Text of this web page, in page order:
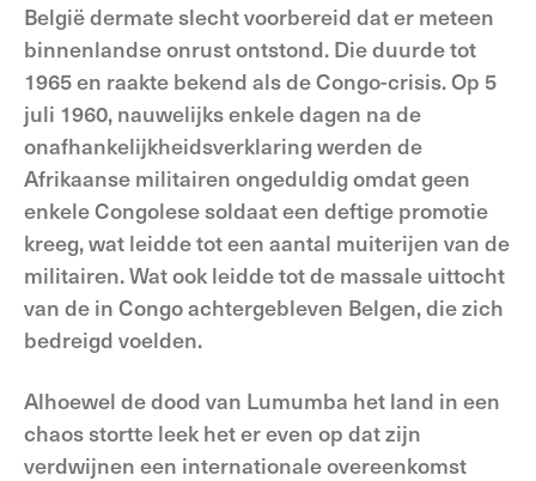
België dermate slecht voorbereid dat er meteen
binnenlandse onrust ontstond. Die duurde tot
1965 en raakte bekend als de Congo-crisis. Op 5
juli 1960, nauwelijks enkele dagen na de
onafhankelijkheidsverklaring werden de
Afrikaanse militairen ongeduldig omdat geen
enkele Congolese soldaat een deftige promotie
kreeg, wat leidde tot een aantal muiterijen van de
militairen. Wat ook leidde tot de massale uittocht
van de in Congo achtergebleven Belgen, die zich
bedreigd voelden.
Alhoewel de dood van Lumumba het land in een
chaos stortte leek het er even op dat zijn
verdwijnen een internationale overeenkomst